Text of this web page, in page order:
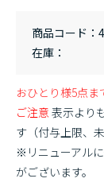
商品コード
在庫
おひとり様5点ま
ご注意 表示より
す（付与上限、
※リニューアル
がございます。